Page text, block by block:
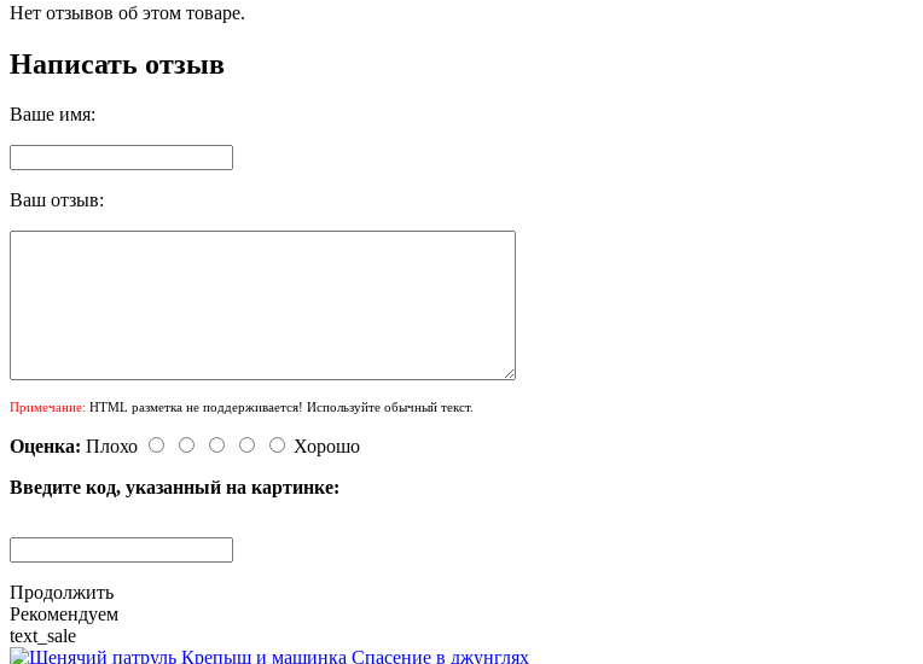
Нет отзывов об этом товаре.
Написать отзыв
Ваше имя:
Ваш отзыв:
Примечание: HTML разметка не поддерживается! Используйте обычный текст.
Оценка: Плохо
Хорошо
Введите код, указанный на картинке:
Продолжить
Рекомендуем
text_sale